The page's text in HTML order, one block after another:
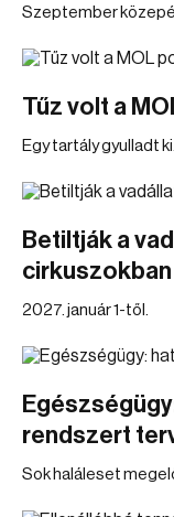
Szeptember
Tűz volt a
Egy tartály gyulladt ki.
Betiltják a
cirkuszokban
2027. január 1-től.
rendszert
Sok haláleset